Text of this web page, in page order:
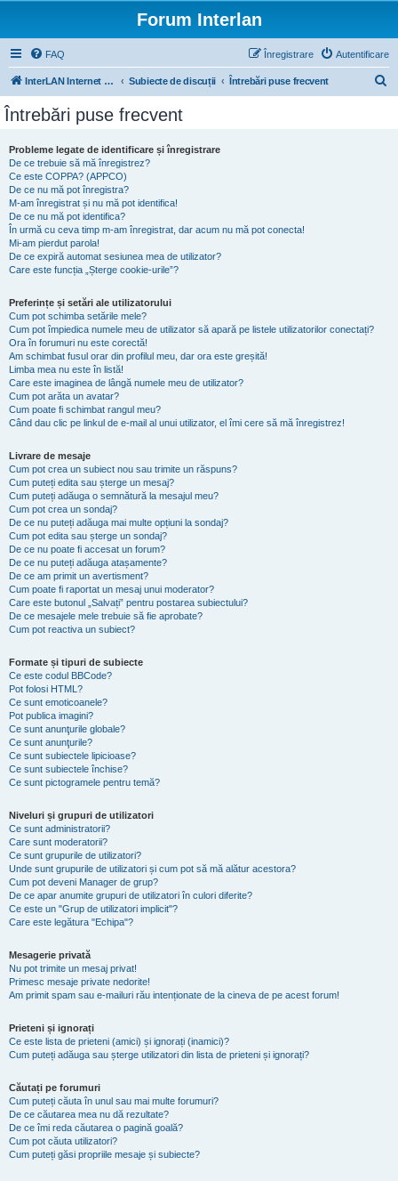
Forum Interlan
FAQ Autentificare
Înregistrare
InterLAN Internet Exchange Subiecte de discuții Întrebări puse frecvent
Întrebări puse frecvent
Probleme legate de identificare și înregistrare
De ce trebuie să mă înregistrez?
Ce este COPPA? (APPCO)
De ce nu mă pot înregistra?
M-am înregistrat și nu mă pot identifica!
De ce nu mă pot identifica?
În urmă cu ceva timp m-am înregistrat, dar acum nu mă pot conecta!
Mi-am pierdut parola!
De ce expiră automat sesiunea mea de utilizator?
Care este funcția „Șterge cookie-urile”?
Preferințe și setări ale utilizatorului
Cum pot schimba setările mele?
Cum pot împiedica numele meu de utilizator să apară pe listele utilizatorilor conectați?
Ora în forumuri nu este corectă!
Am schimbat fusul orar din profilul meu, dar ora este greșită!
Limba mea nu este în listă!
Care este imaginea de lângă numele meu de utilizator?
Cum pot arăta un avatar?
Cum poate fi schimbat rangul meu?
Când dau clic pe linkul de e-mail al unui utilizator, el îmi cere să mă înregistrez!
Livrare de mesaje
Cum pot crea un subiect nou sau trimite un răspuns?
Cum puteți edita sau șterge un mesaj?
Cum puteți adăuga o semnătură la mesajul meu?
Cum pot crea un sondaj?
De ce nu puteți adăuga mai multe opțiuni la sondaj?
Cum pot edita sau șterge un sondaj?
De ce nu poate fi accesat un forum?
De ce nu puteți adăuga atașamente?
De ce am primit un avertisment?
Cum poate fi raportat un mesaj unui moderator?
Care este butonul „Salvați” pentru postarea subiectului?
De ce mesajele mele trebuie să fie aprobate?
Cum pot reactiva un subiect?
Formate și tipuri de subiecte
Ce este codul BBCode?
Pot folosi HTML?
Ce sunt emoticoanele?
Pot publica imagini?
Ce sunt anunţurile globale?
Ce sunt anunţurile?
Ce sunt subiectele lipicioase?
Ce sunt subiectele închise?
Ce sunt pictogramele pentru temă?
Niveluri și grupuri de utilizatori
Ce sunt administratorii?
Care sunt moderatorii?
Ce sunt grupurile de utilizatori?
Unde sunt grupurile de utilizatori și cum pot să mă alătur acestora?
Cum pot deveni Manager de grup?
De ce apar anumite grupuri de utilizatori în culori diferite?
Ce este un "Grup de utilizatori implicit"?
Care este legătura "Echipa"?
Mesagerie privată
Nu pot trimite un mesaj privat!
Primesc mesaje private nedorite!
Am primit spam sau e-mailuri rău intenționate de la cineva de pe acest forum!
Prieteni și ignorați
Ce este lista de prieteni (amici) și ignorați (inamici)?
Cum puteți adăuga sau șterge utilizatori din lista de prieteni și ignorați?
Căutați pe forumuri
Cum puteți căuta în unul sau mai multe forumuri?
De ce căutarea mea nu dă rezultate?
De ce îmi reda căutarea o pagină goală?
Cum pot căuta utilizatori?
Cum puteți găsi propriile mesaje și subiecte?